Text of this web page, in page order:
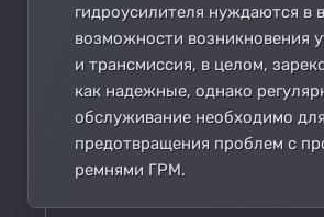
гидроусилителя нуждаются в
возможности возникновения
и трансмиссия, в целом,
как надежные, однако
обслуживание необходимо
предотвращения проблем с
ремнями ГРМ.